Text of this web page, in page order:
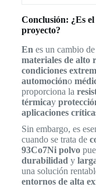
Conclusión: ¿Es
proyecto?
En es un cambio
materiales de alto
condiciones
automocióno
proporciona la
térmicay
aplicaciones
Sin embargo, es
cuando se trata de
93Co7Ni polvo
durabilidad y
una solución
entornos de alta